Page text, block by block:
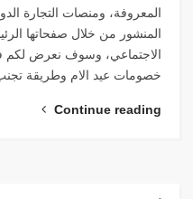
المنشور من خلال صفحاتها
الاجتماعي، وسوف نعرض لكم في
خصومات عيد الام وطريقة
Continue reading